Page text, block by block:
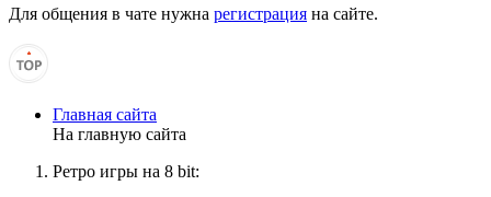
ну ладно. это я понял...
MrDoomBringer
17:44:26
УХОДИ ОТ МЕНЯ ПОДАЛЬШЕ
Для общения в чате нужна регистрация на сайте.
Главная сайта
На главную сайта
Ретро игры на 8 bit: